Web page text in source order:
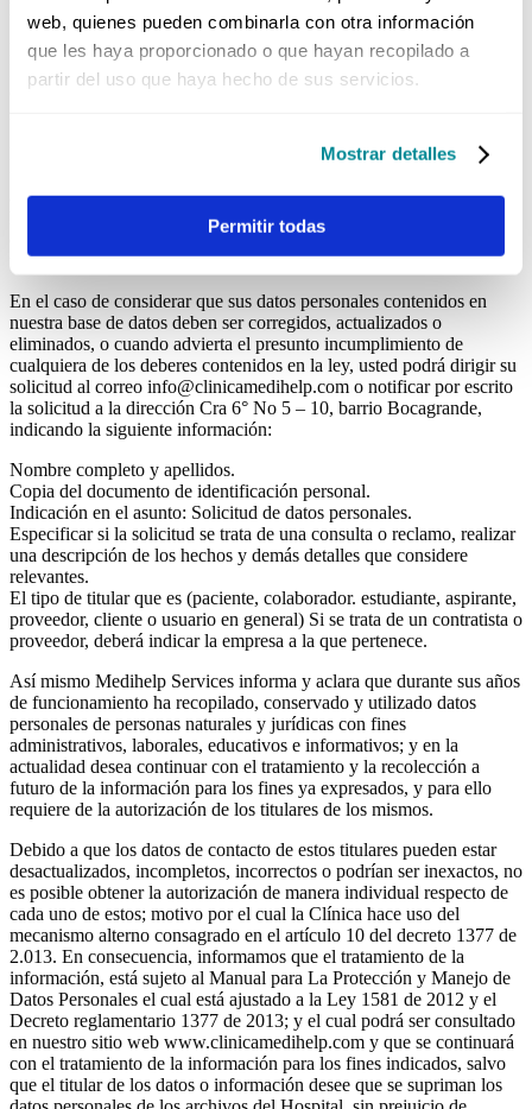
web, quienes pueden combinarla con otra información
que les haya proporcionado o que hayan recopilado a
partir del uso que haya hecho de sus servicios.
Mostrar detalles
Permitir todas
la información suministrada.
El presente aviso se ajusta a los lineamientos descritos en el Manual
Institucional para la Protección y Manejo de Datos Personales así
como a la Ley 1581 de 2012 y el Decreto reglamentario 1377 de
De igual forma vale la pena aclarar para el caso de pacientes y
arriba y no se relaciona con la información consignada en las
historias clínicas, debido a que los datos y la información allí
consignada conservan su carácter reservado, confidencial y
totalmente privado.
En el caso de considerar que sus datos personales contenidos en
nuestra base de datos deben ser corregidos, actualizados o
eliminados, o cuando advierta el presunto incumplimiento de
cualquiera de los deberes contenidos en la ley, usted podrá dirigir su
solicitud al correo info@clinicamedihelp.com o notificar por escrito
la solicitud a la dirección Cra 6° No 5 – 10, barrio Bocagrande,
indicando la siguiente información:
Nombre completo y apellidos.
Copia del documento de identificación personal.
Indicación en el asunto: Solicitud de datos personales.
Especificar si la solicitud se trata de una consulta o reclamo, realizar
una descripción de los hechos y demás detalles que considere
relevantes.
El tipo de titular que es (paciente, colaborador. estudiante, aspirante,
proveedor, cliente o usuario en general) Si se trata de un contratista o
proveedor, deberá indicar la empresa a la que pertenece.
Así mismo Medihelp Services informa y aclara que durante sus años
de funcionamiento ha recopilado, conservado y utilizado datos
personales de personas naturales y jurídicas con fines
administrativos, laborales, educativos e informativos; y en la
actualidad desea continuar con el tratamiento y la recolección a
futuro de la información para los fines ya expresados, y para ello
requiere de la autorización de los titulares de los mismos.
Debido a que los datos de contacto de estos titulares pueden estar
desactualizados, incompletos, incorrectos o podrían ser inexactos, no
es posible obtener la autorización de manera individual respecto de
cada uno de estos; motivo por el cual la Clínica hace uso del
mecanismo alterno consagrado en el artículo 10 del decreto 1377 de
2.013. En consecuencia, informamos que el tratamiento de la
información, está sujeto al Manual para La Protección y Manejo de
Datos Personales el cual está ajustado a la Ley 1581 de 2012 y el
Decreto reglamentario 1377 de 2013; y el cual podrá ser consultado
en nuestro sitio web www.clinicamedihelp.com y que se continuará
con el tratamiento de la información para los fines indicados, salvo
que el titular de los datos o información desee que se supriman los